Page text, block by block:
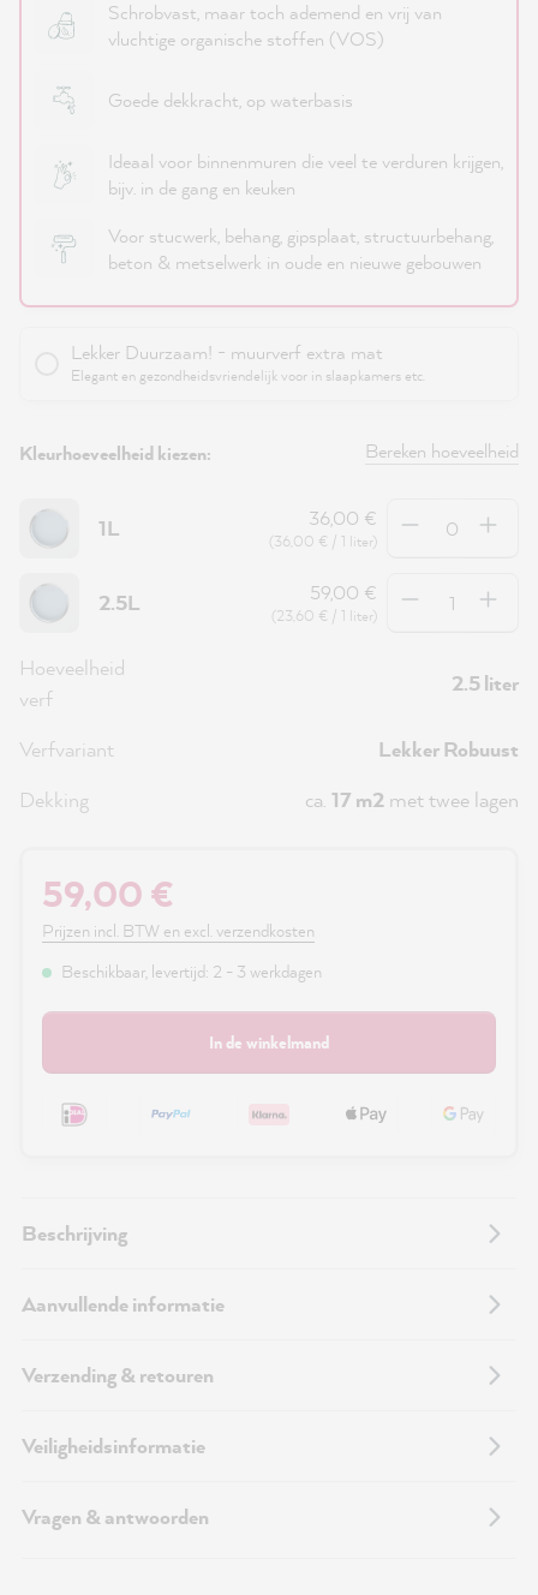
Schrobvast, maar toch ademend en vrij van
vluchtige organische stoffen (VOS)
Goede dekkracht, op waterbasis
Ideaal voor binnenmuren die veel te verduren krijgen,
bijv. in de gang en keuken
Voor stucwerk, behang, gipsplaat, structuurbehang,
beton & metselwerk in oude en nieuwe gebouwen
Lekker Duurzaam! - muurverf extra mat
Elegant en gezondheidsvriendelijk voor in slaapkamers etc.
Kleurhoeveelheid kiezen: Bereken hoeveelheid
1L 36,00 €
(36,00 € / 1 liter)
Hoeveelheid
2.5L 59,00 €
(23,60 € / 1 liter)
Hoeveelheid
Hoeveelheid
verf
2.5 liter
Verfvariant
Lekker Robuust
Dekking
ca. 17 m2 met twee lagen
59,00 €
Prijzen incl. BTW en excl. verzendkosten
Beschikbaar, levertijd: 2 - 3 werkdagen
In de winkelmand
Beschrijving
Aanvullende informatie
Verzending & retouren
Veiligheidsinformatie
Vragen & antwoorden